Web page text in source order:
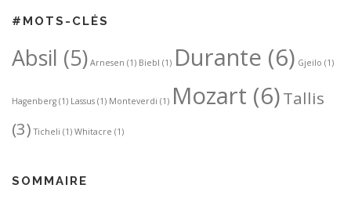
#MOTS-CLÉS
Absil (5) Arnesen (1) Biebl (1) Durante (6) Gjeilo (1)
Hagenberg (1) Lassus (1) Monteverdi (1) Mozart (6)Tallis
(3) Ticheli (1) Whitacre (1)
SOMMAIRE